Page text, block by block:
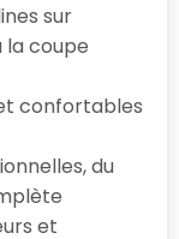
sur
la coupe
confortables
du
et